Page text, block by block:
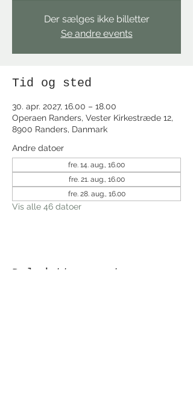
Der sælges ikke billetter
Se andre events
Tid og sted
30. apr. 2027, 16.00 – 18.00
Operaen Randers, Vester Kirkestræde 12,
8900 Randers, Danmark
Andre datoer
fre. 14. aug., 16.00
fre. 21. aug., 16.00
fre. 28. aug., 16.00
Vis alle 46 datoer
Del dette event